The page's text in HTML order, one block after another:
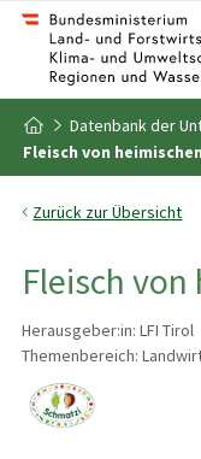
Zum Inhalt
Zum
Zur Startseite
Datenbank der
Fleisch von
Zurück zur Übersicht
Fleisch
Herausgeber:in: LFI Tirol
Themenbereich: